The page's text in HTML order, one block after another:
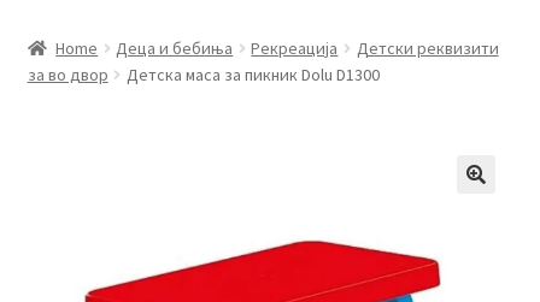
Контакт
Home Деца и бебиња Рекреација
Детски реквизити
за во двор
Детска маса за пикник Dolu D1300